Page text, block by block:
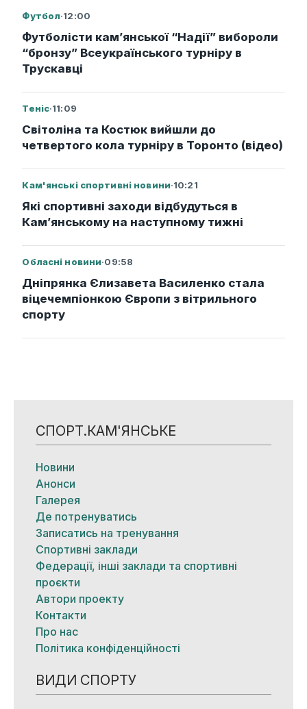
Футбол·12:00
Футболісти кам’янської “Надії” вибороли
“бронзу” Всеукраїнського турніру в
Трускавці
Теніс·11:09
Світоліна та Костюк вийшли до
четвертого кола турніру в Торонто (відео)
Кам'янські спортивні новини·10:21
Які спортивні заходи відбудуться в
Кам’янському на наступному тижні
Обласні новини·09:58
Дніпрянка Єлизавета Василенко стала
віцечемпіонкою Європи з вітрильного
спорту
СПОРТ.КАМ'ЯНСЬКЕ
Новини
Анонси
Галерея
Де потренуватись
Записатись на тренування
Спортивні заклади
Федерації, інші заклади та спортивні
проєкти
Автори проекту
Контакти
Про нас
Політика конфіденційності
ВИДИ СПОРТУ